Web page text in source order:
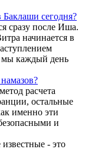
сегодня?
сразу после Иша.
начинается в
мы каждый день
расчета
остальные
именно эти
и
- это